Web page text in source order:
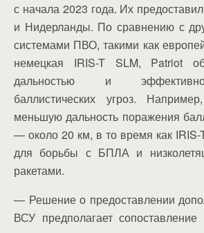
с начала 2023 года. Их
и Нидерланды. По сравнению с
системами ПВО, такими как
немецкая IRIS-T SLM, Patriot
дальностью и
баллистических угроз.
меньшую дальность поражения
— около 20 км, в то время как IRIS-
для борьбы с БПЛА и
ракетами.
— Решение о предоставлении
ВСУ предполагает